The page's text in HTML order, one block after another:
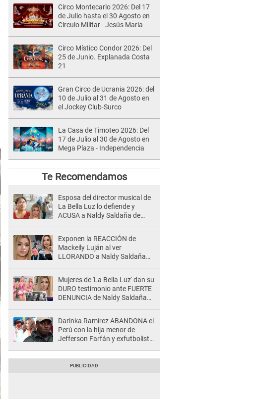
Circo Montecarlo 2026: Del 17
de Julio hasta el 30 Agosto en
Círculo Militar - Jesús María
Circo Místico Condor 2026: Del
25 de Junio. Explanada Costa
21
Gran Circo de Ucrania 2026: del
10 de Julio al 31 de Agosto en
el Jockey Club-Surco
La Casa de Timoteo 2026: Del
17 de Julio al 30 de Agosto en
Mega Plaza - Independencia
Te Recomendamos
Esposa del director musical de
La Bella Luz lo defiende y
ACUSA a Naldy Saldaña de
Exponen la REACCIÓN de
Mackeily Luján al ver
LLORANDO a Naldy Saldaña
Mujeres de 'La Bella Luz' dan su
DURO testimonio ante FUERTE
DENUNCIA de Naldy Saldaña
Darinka Ramírez ABANDONA el
Perú con la hija menor de
Jefferson Farfán y exfutbolista